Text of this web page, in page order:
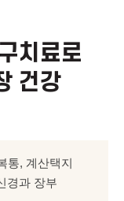
치료로
건강
통, 계산택지
경과 장부